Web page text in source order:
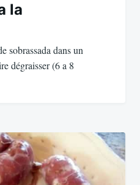
la
sobrassada dans un
dégraisser (6 a 8